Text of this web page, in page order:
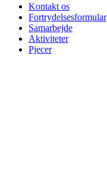
Kontakt os
Fortrydelsesformular
Samarbejde
Aktiviteter
Pjecer